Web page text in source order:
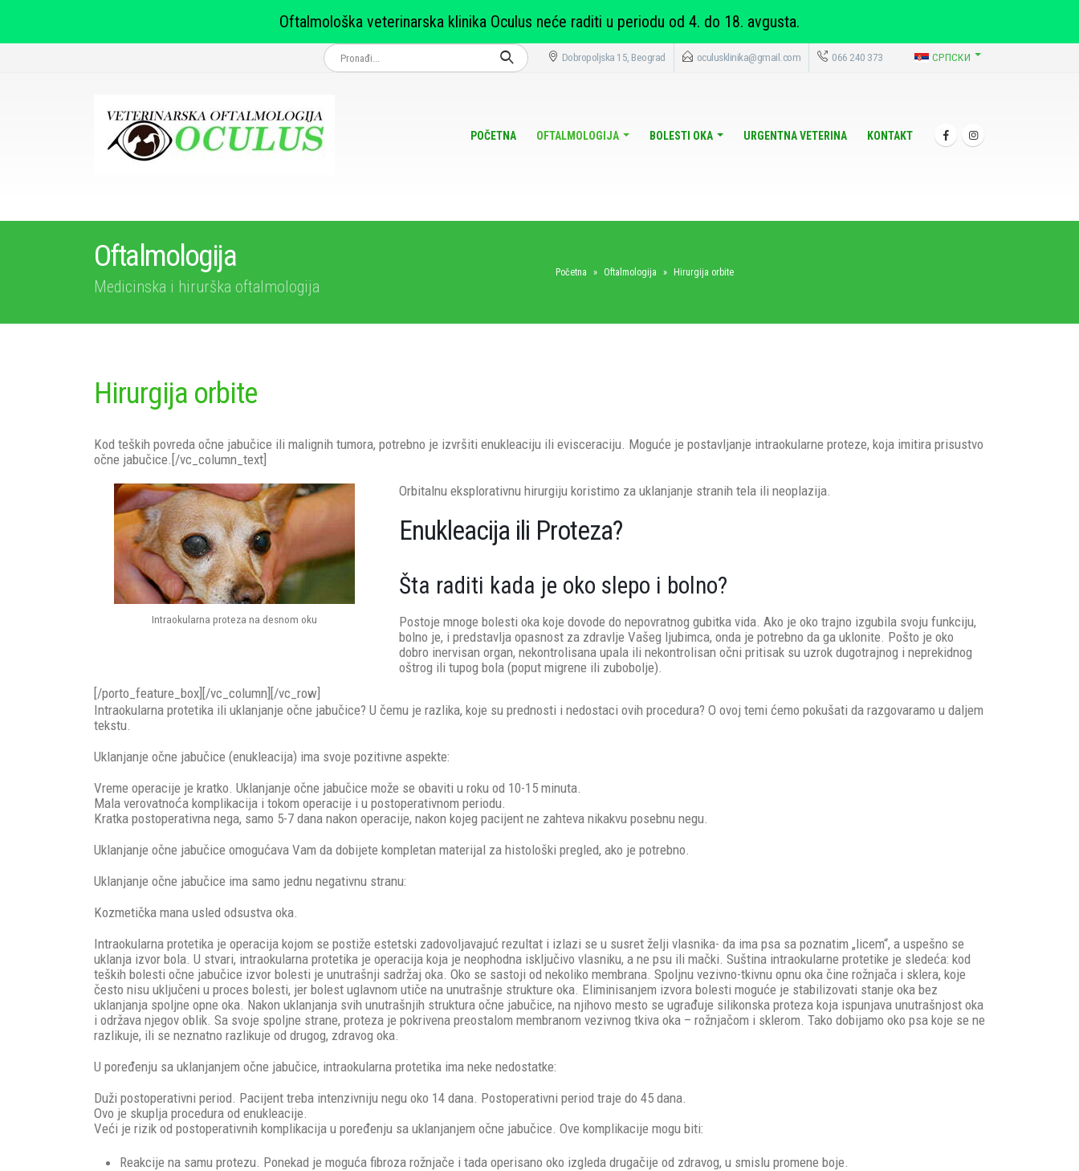
Dobropoljska 15, Beograd oculusklinika@gmail.com 066 240 373 СРПСКИ
POČETNA OFTALMOLOGIJA BOLESTI OKA URGENTNA VETERINA KONTAKT
Oftalmologija
Medicinska i hirurška oftalmologija
Početna » Oftalmologija » Hirurgija orbite
Hirurgija orbite
Kod teških povreda očne jabučice ili malignih tumora, potrebno je izvršiti enukleaciju ili evisceraciju. Moguće je postavljanje intraokularne proteze, koja imitira prisustvo
očne jabučice.[/vc_column_text]
Intraokularna proteza na desnom oku
Orbitalnu eksplorativnu hirurgiju koristimo za uklanjanje stranih tela ili neoplazija.
Enukleacija ili Proteza?
Šta raditi kada je oko slepo i bolno?
Postoje mnoge bolesti oka koje dovode do nepovratnog gubitka vida. Ako je oko trajno izgubila svoju funkciju,
bolno je, i predstavlja opasnost za zdravlje Vašeg ljubimca, onda je potrebno da ga uklonite. Pošto je oko
dobro inervisan organ, nekontrolisana upala ili nekontrolisan očni pritisak su uzrok dugotrajnog i neprekidnog
oštrog ili tupog bola (poput migrene ili zubobolje).
[/porto_feature_box][/vc_column][/vc_row]
Intraokularna protetika ili uklanjanje očne jabučice? U čemu je razlika, koje su prednosti i nedostaci ovih procedura? O ovoj temi ćemo pokušati da razgovaramo u daljem
tekstu.
Uklanjanje očne jabučice (enukleacija) ima svoje pozitivne aspekte:
Vreme operacije je kratko. Uklanjanje očne jabučice može se obaviti u roku od 10-15 minuta.
Mala verovatnoća komplikacija i tokom operacije i u postoperativnom periodu.
Kratka postoperativna nega, samo 5-7 dana nakon operacije, nakon kojeg pacijent ne zahteva nikakvu posebnu negu.
Uklanjanje očne jabučice omogućava Vam da dobijete kompletan materijal za histološki pregled, ako je potrebno.
Uklanjanje očne jabučice ima samo jednu negativnu stranu:
Kozmetička mana usled odsustva oka.
Intraokularna protetika je operacija kojom se postiže estetski zadovoljavajuć rezultat i izlazi se u susret želji vlasnika- da ima psa sa poznatim „licem“, a uspešno se
uklanja izvor bola. U stvari, intraokularna protetika je operacija koja je neophodna isključivo vlasniku, a ne psu ili mački. Suština intraokularne protetike je sledeća: kod
teških bolesti očne jabučice izvor bolesti je unutrašnji sadržaj oka. Oko se sastoji od nekoliko membrana. Spoljnu vezivno-tkivnu opnu oka čine rožnjača i sklera, koje
često nisu uključeni u proces bolesti, jer bolest uglavnom utiče na unutrašnje strukture oka. Eliminisanjem izvora bolesti moguće je stabilizovati stanje oka bez
uklanjanja spoljne opne oka. Nakon uklanjanja svih unutrašnjih struktura očne jabučice, na njihovo mesto se ugrađuje silikonska proteza koja ispunjava unutrašnjost oka
i održava njegov oblik. Sa svoje spoljne strane, proteza je pokrivena preostalom membranom vezivnog tkiva oka – rožnjačom i sklerom. Tako dobijamo oko psa koje se ne
razlikuje, ili se neznatno razlikuje od drugog, zdravog oka.
U poređenju sa uklanjanjem očne jabučice, intraokularna protetika ima neke nedostatke:
Duži postoperativni period. Pacijent treba intenzivniju negu oko 14 dana. Postoperativni period traje do 45 dana.
Ovo je skuplja procedura od enukleacije.
Veći je rizik od postoperativnih komplikacija u poređenju sa uklanjanjem očne jabučice. Ove komplikacije mogu biti:
Reakcije na samu protezu. Ponekad je moguća fibroza rožnjače i tada operisano oko izgleda drugačije od zdravog, u smislu promene boje.
Oftalmološka veterinarska klinika Oculus neće raditi u periodu od 4. do 18. avgusta.